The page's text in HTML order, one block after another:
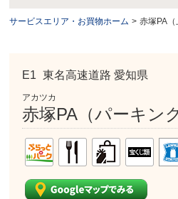
サービスエリア・お買物ホーム > 赤塚PA（
E1 東名高速道路 愛知県
アカツカ
赤塚PA（パーキン